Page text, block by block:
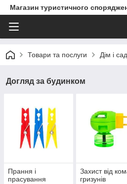
Магазин туристичного
Товари та послуги Дім і сад
Догляд за будинком
Прання і
прасування
Захист від
гризунів